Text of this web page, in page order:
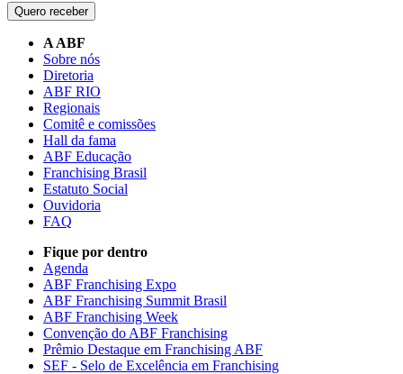
Quero receber
A ABF
Sobre nós
Diretoria
ABF RIO
Regionais
Comitê e comissões
Hall da fama
ABF Educação
Franchising Brasil
Estatuto Social
Ouvidoria
FAQ
Fique por dentro
Agenda
ABF Franchising Expo
ABF Franchising Summit Brasil
ABF Franchising Week
Convenção do ABF Franchising
Prêmio Destaque em Franchising ABF
SEF - Selo de Excelência em Franchising